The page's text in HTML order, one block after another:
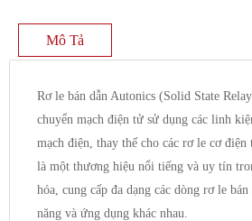
Mô Tả
Rơ le bán dẫn Autonics (Solid State
chuyển mạch điện tử sử dụng các linh
mạch điện, thay thế cho các rơ le cơ
là một thương hiệu nổi tiếng và uy tín
hóa, cung cấp đa dạng các dòng rơ le
năng và ứng dụng khác nhau.